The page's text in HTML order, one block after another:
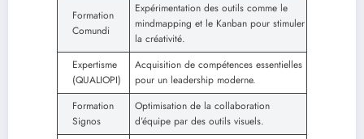
Formation
Comundi
Expérimentation des outils comme le
mindmapping et le Kanban pour stimuler
la créativité.
Expertisme
(QUALIOPI)
Acquisition de compétences essentielles
pour un leadership moderne.
Formation
Signos
Optimisation de la collaboration
d’équipe par des outils visuels.